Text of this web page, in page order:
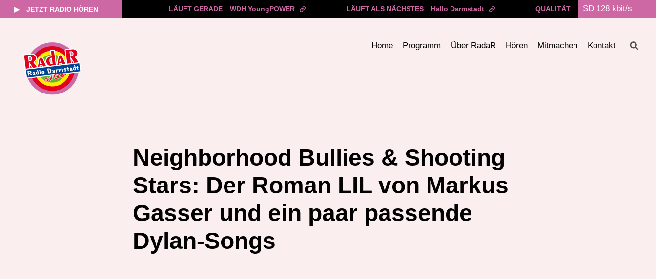
▶ JETZT RADIO HÖREN LÄUFT GERADE WDH YoungPOWER LÄUFT ALS NÄCHSTES Hallo Darmstadt QUALITÄT
Home Programm Über RadaR Hören Mitmachen Kontakt
Neighborhood Bullies & Shooting
Stars: Der Roman LIL von Markus
Gasser und ein paar passende
Dylan-Songs